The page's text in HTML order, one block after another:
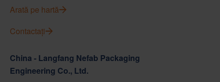
Arată pe hartă
Contactați
China - Langfang Nefab Packaging
Engineering Co., Ltd.